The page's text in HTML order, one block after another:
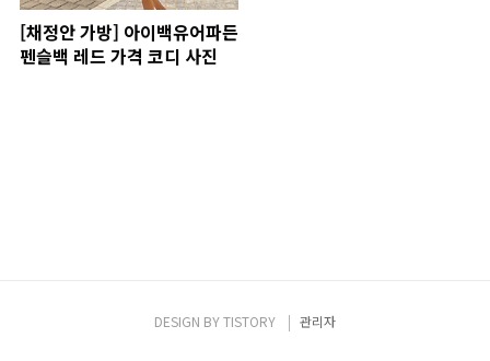
[채정안 가방] 아이백유어파든
펜슬백 레드 가격 코디 사진
DESIGN BYTISTORY 관리자